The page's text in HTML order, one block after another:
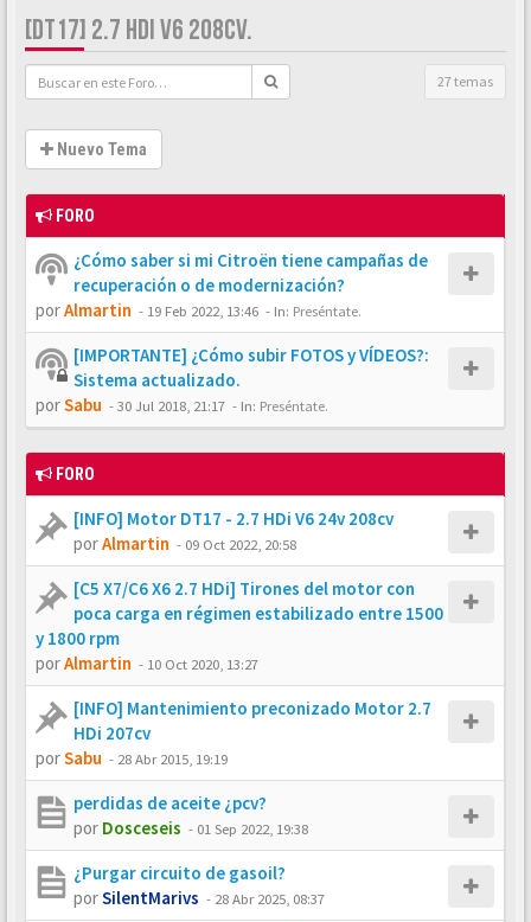
[DT17] 2.7 HDI V6 208CV.
27 temas
Nuevo Tema
FORO
¿Cómo saber si mi Citroën tiene campañas de
recuperación o de modernización?
porAlmartin - 19 Feb 2022, 13:46 - In: Preséntate.
[IMPORTANTE] ¿Cómo subir FOTOS y VÍDEOS?:
Sistema actualizado.
porSabu -30 Jul 2018, 21:17 - In: Preséntate.
FORO
[INFO] Motor DT17 - 2.7 HDi V6 24v 208cv
porAlmartin - 09 Oct 2022, 20:58
[C5 X7/C6 X6 2.7 HDi] Tirones del motor con
poca carga en régimen estabilizado entre 1500
y 1800 rpm
porAlmartin - 10 Oct 2020, 13:27
[INFO] Mantenimiento preconizado Motor 2.7
HDi 207cv
porSabu - 28 Abr 2015, 19:19
perdidas de aceite ¿pcv?
por Dosceseis - 01 Sep 2022, 19:38
¿Purgar circuito de gasoil?
porSilentMarivs - 28 Abr 2025, 08:37